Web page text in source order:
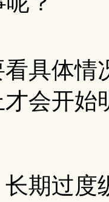
具体情
会开始
长期过度